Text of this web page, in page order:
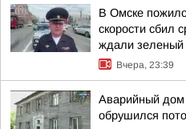
В Омске
скорости сбил
ждали зеленый
Вчера, 23:39
Аварийный дом
обрушился